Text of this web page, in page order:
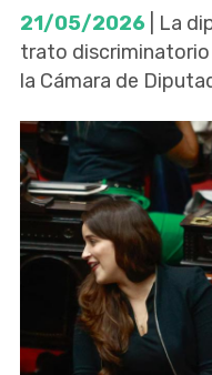
21/05/2026 | La
trato
la Cámara de